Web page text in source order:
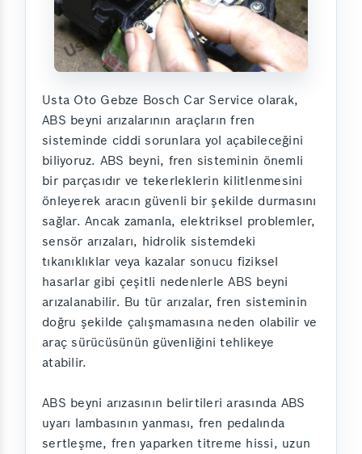
Usta Oto Gebze Bosch Car Service olarak,
ABS beyni arızalarının araçların fren
sisteminde ciddi sorunlara yol açabileceğini
biliyoruz. ABS beyni, fren sisteminin önemli
bir parçasıdır ve tekerleklerin kilitlenmesini
önleyerek aracın güvenli bir şekilde durmasını
sağlar. Ancak zamanla, elektriksel problemler,
sensör arızaları, hidrolik sistemdeki
tıkanıklıklar veya kazalar sonucu fiziksel
hasarlar gibi çeşitli nedenlerle ABS beyni
arızalanabilir. Bu tür arızalar, fren sisteminin
doğru şekilde çalışmamasına neden olabilir ve
araç sürücüsünün güvenliğini tehlikeye
atabilir.
ABS beyni arızasının belirtileri arasında ABS
uyarı lambasının yanması, fren pedalında
sertleşme, fren yaparken titreme hissi, uzun